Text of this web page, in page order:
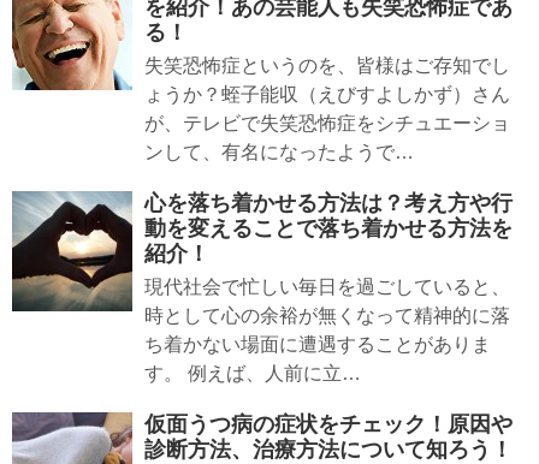
を紹介！あの芸能人も失笑恐怖症であ
る！
失笑恐怖症というのを、皆様はご存知でし
ょうか？蛭子能収（えびすよしかず）さん
が、テレビで失笑恐怖症をシチュエーショ
ンして、有名になったようで…
心を落ち着かせる方法は？考え方や行
動を変えることで落ち着かせる方法を
紹介！
現代社会で忙しい毎日を過ごしていると、
時として心の余裕が無くなって精神的に落
ち着かない場面に遭遇することがありま
す。 例えば、人前に立…
仮面うつ病の症状をチェック！原因や
診断方法、治療方法について知ろう！